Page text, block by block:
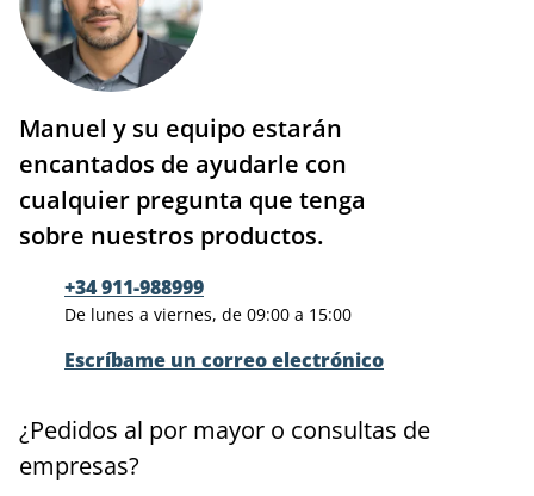
Manuel y su equipo estarán
encantados de ayudarle con
cualquier pregunta que tenga
sobre nuestros productos.
+34 911-988999
De lunes a viernes, de 09:00 a 15:00
Escríbame un correo electrónico
¿Pedidos al por mayor o consultas de
empresas?